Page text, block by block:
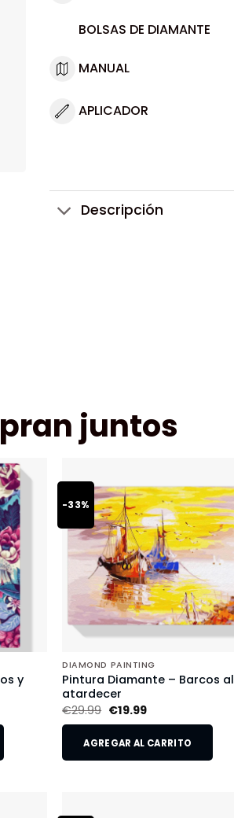
BOLSAS DE DIAMANTE
MANUAL
APLICADOR
Descripción
juntos
y
-33%
DIAMOND PAINTING
Pintura Diamante – Barcos al
atardecer
€29.99 €19.99
AGREGAR AL CARRITO